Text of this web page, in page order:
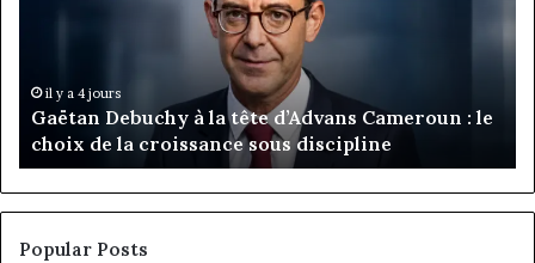
passe
de
l’expérience
client
à
la
conquête
MTN Business : Marie-Rose Daya Tchangoum
passe de l’expérience client à la conquête du
marché des entreprises
Popular Posts